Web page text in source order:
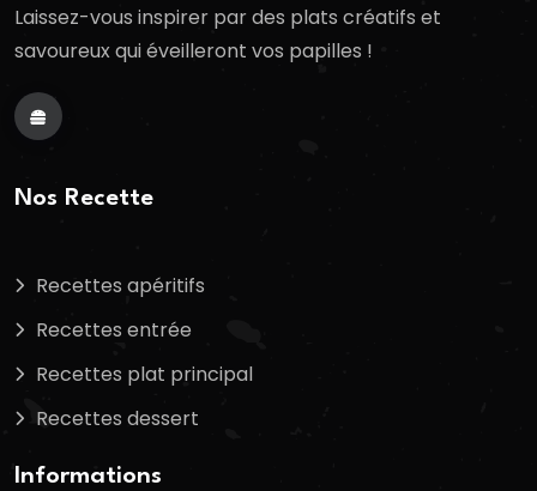
Laissez-vous inspirer par des plats créatifs et
savoureux qui éveilleront vos papilles !
Nos Recette
Recettes apéritifs
Recettes entrée
Recettes plat principal
Recettes dessert
Informations